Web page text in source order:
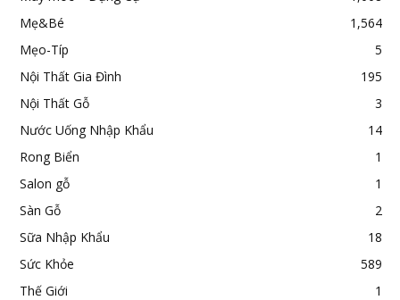
Mẹ&Bé
1,564
Mẹo-Típ
5
Nội Thất Gia Đình
195
Nội Thất Gỗ
3
Nước Uống Nhập Khẩu
14
Rong Biển
1
Salon gỗ
1
Sàn Gỗ
2
Sữa Nhập Khẩu
18
Sức Khỏe
589
Thế Giới
1